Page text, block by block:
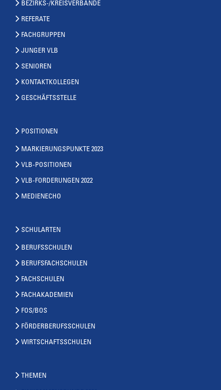
BEZIRKS-/KREISVERBÄNDE
REFERATE
FACHGRUPPEN
JUNGER VLB
SENIOREN
KONTAKTKOLLEGEN
GESCHÄFTSSTELLE
POSITIONEN
MARKIERUNGSPUNKTE 2023
VLB-POSITIONEN
VLB-FORDERUNGEN 2022
MEDIENECHO
SCHULARTEN
BERUFSSCHULEN
BERUFSFACHSCHULEN
FACHSCHULEN
FACHAKADEMIEN
FOS/BOS
FÖRDERBERUFSSCHULEN
WIRTSCHAFTSSCHULEN
THEMEN